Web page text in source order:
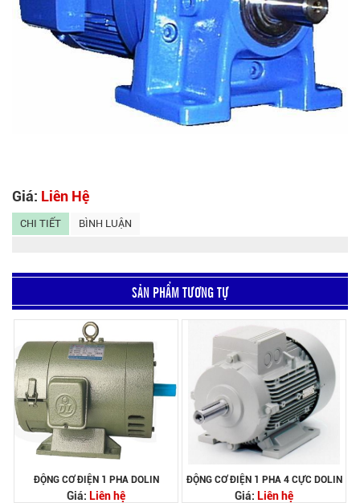
Giá: Liên Hệ
CHI TIẾT BÌNH LUẬN
SẢN PHẨM TƯƠNG TỰ
ĐỘNG CƠ ĐIỆN 1 PHA DOLIN
Giá: Liên hệ
ĐỘNG CƠ ĐIỆN 1 PHA 4 CỰC DOLIN
Giá: Liên hệ